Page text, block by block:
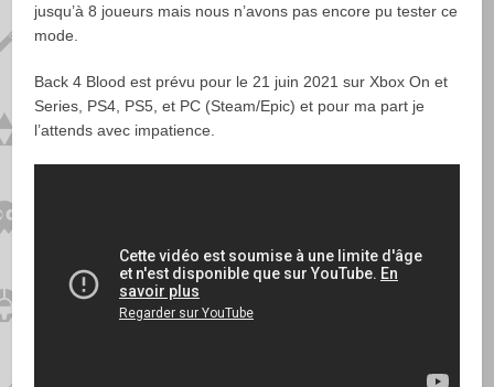
jusqu’à 8 joueurs mais nous n’avons pas encore pu tester ce
mode.
Back 4 Blood est prévu pour le 21 juin 2021 sur Xbox On et
Series, PS4, PS5, et PC (Steam/Epic) et pour ma part je
l’attends avec impatience.